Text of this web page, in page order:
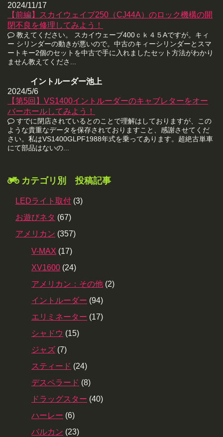
2024/11/17
【前編】スカイウェイブ250（CJ44A）のロック機構の開
閉不良を修理してみよう！
教えてください。 スカイウェーブ400ｃｋ４５Aですが。キィ
ー シリンダーの動きが悪いので。中古のキィーシリンダーとスマ
ートキー2個のセットを中古で手に入れましたセット方法がわかり
ません教えてくださ...
イントルーダー池上
2024/5/6
【第5回】VS1400イントルーダーのキャブレターをオー
バーホールしてみよう！
すでに閉店されているとのことで理解はしておりますが、この
ような貴重なデータを保存されておりますこと、感謝させてくだ
さい。私はVS1400GLPF1988年式を乗ってあります。超絶古単車
にて部品はないの...
カテゴリ別 投稿記事
LEDライト取付 (3)
お遊びネタ (67)
アメリカン (357)
V-MAX (17)
XV1600 (24)
アメリカン：その他 (2)
イントルーダー (94)
エリミネーター (17)
シャドウ (15)
ジャズ (7)
スティード (24)
デスペラード (8)
ドラッグスター (40)
ハーレー (6)
バルカン (23)